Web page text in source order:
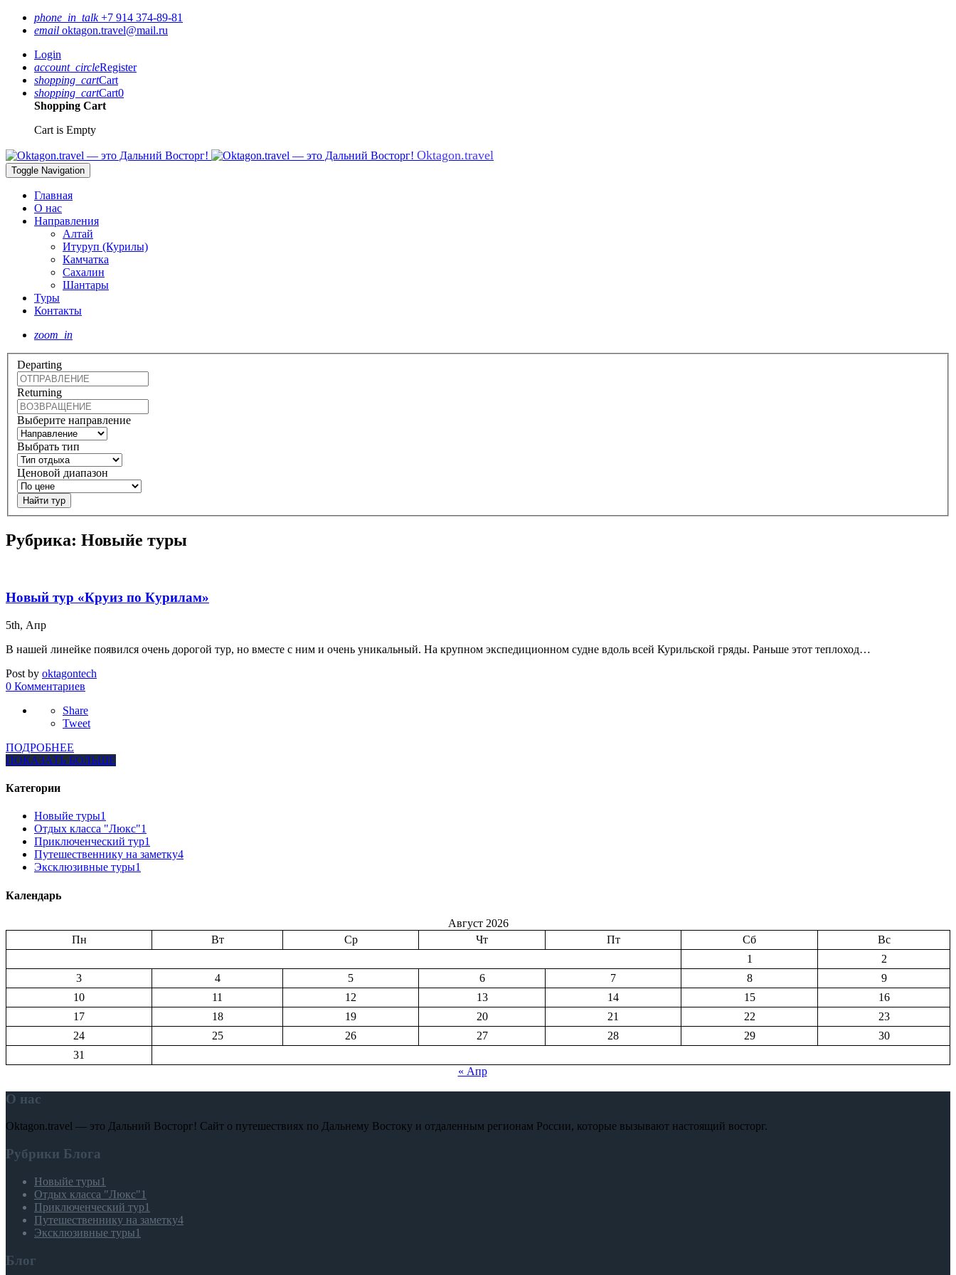
phone_in_talk +7 914 374-89-81
email oktagon.travel@mail.ru
Login
account_circleRegister
shopping_cartCart
shopping_cartCart0
Shopping Cart
Cart is Empty
Oktagon.travel
Toggle Navigation
Главная
О нас
Направления
Алтай
Итуруп (Курилы)
Камчатка
Сахалин
Шантары
Туры
Контакты
zoom_in
Departing
Returning
Выберите направление
Выбрать тип
Ценовой диапазон
Найти тур
Рубрика: Новыйе туры
Новый тур «Круиз по Курилам»
5th, Апр
В нашей линейке появился очень дорогой тур, но вместе с ним и очень уникальный. На крупном экспедиционном судне вдоль всей Курильской гряды. Раньше этот теплоход…
Post by oktagontech
0 Комментариев
Share
Tweet
ПОДРОБНЕЕ
ПОКАЗАТЬ БОЛЬШЕ
Категории
Новыйе туры1
Отдых класса "Люкс"1
Приключенческий тур1
Путешественнику на заметку4
Эксклюзивные туры1
Календарь
Август 2026
Пн
Вт Ср Чт Пт Сб
Вс
1
2
3
4 5 6 7 8
9
10
11 12 13 14 15
16
17
18 19 20 21 22
23
24
25 26 27 28 29
30
31
« Апр
О нас
Oktagon.travel — это Дальний Восторг! Сайт о путешествиях по Дальнему Востоку и отдаленным регионам России, которые вызывают настоящий восторг.
Рубрики Блога
Новыйе туры1
Отдых класса "Люкс"1
Приключенческий тур1
Путешественнику на заметку4
Эксклюзивные туры1
Блог